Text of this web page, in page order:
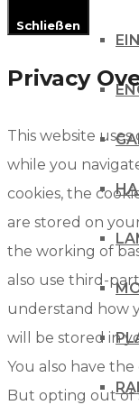
Schließen
Privacy
This website
while you
cookies, the
are stored on
the working of
also use third-
understand how
will be stored in
You also have
But opting out of